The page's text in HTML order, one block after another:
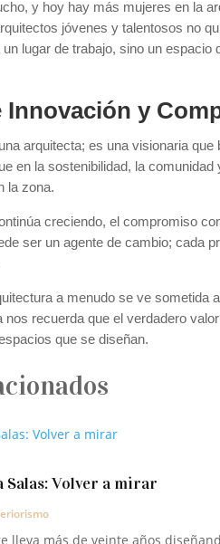
y hoy hay más mujeres en la
jóvenes y talentosos no
lugar de trabajo, sino un
Innovación y
arquitecta; es una visionaria
en la sostenibilidad, la
la zona.
creciendo, el compromiso
ser un agente de cambio; cada
a menudo se ve sometida
recuerda que el verdadero
que se diseñan.
Volver a mirar
lleva más de veinte años